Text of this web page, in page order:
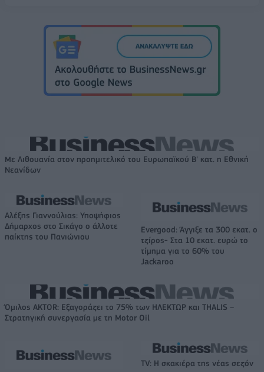
Με Λιθουανία στον προημιτελικό του Ευρωπαϊκού Β' κατ. η Εθνική
Νεανίδων
Αλέξης Γιαννούλιας: Υποψήφιος
Δήμαρχος στο Σικάγο ο άλλοτε
παίκτης του Πανιώνιου
Evergood: Άγγιξε τα 300 εκατ. ο
τζίρος- Στα 10 εκατ. ευρώ το
τίμημα για το 60% του
Jackaroo
Όμιλος AKTOR: Εξαγοράζει το 75% των ΗΛΕΚΤΩΡ και THALIS –
Στρατηγική συνεργασία με τη Motor Oil
TV: Η σκακιέρα της νέας σεζόν